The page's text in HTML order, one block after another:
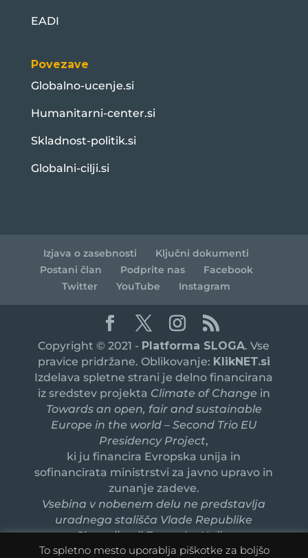
EADI
Povezave
Globalno-ucenje.si
Humanitarni-center.si
Skladnost-politik.si
Globalni-cilji.si
Izjava o zasebnosti
Ključni dokumenti
Postani član
Podprite nas
Facebook
Twitter
YouTube Instagram
Copyright © 2021 - Platforma SLOGA. Vse
pravice pridržane. Oblikovanje: KlikNET.si
Izdelava spletne strani je delno financirana
iz sredstev projekta Climate of Change in
Towards an open, fair and sustainable
Europe in the world – Second Trio EU
Presidency Project,
ki ju financira Evropska unija in
sofinancirata ministrstvi za javno upravo in
zunanje zadeve.
Vsebina v nobenem delu ne predstavlja
uradnega stališča Vlade Republike
Slovenije ali Evropske Unije.
To spletno mesto uporablja piškotke za boljšo